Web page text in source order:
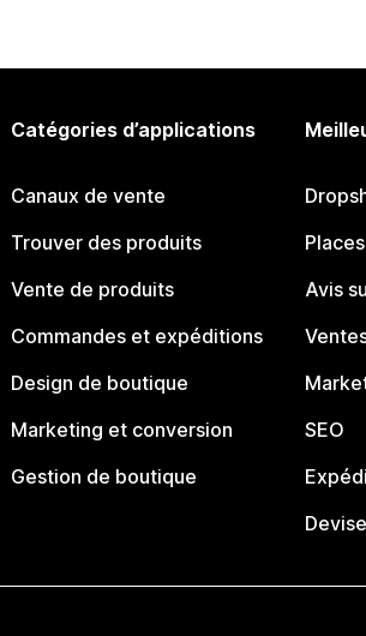
Catégories d’applications
Canaux de vente
Trouver des produits
Vente de produits
Commandes et expéditions
Design de boutique
Marketing et conversion
Gestion de boutique
Avis
SEO